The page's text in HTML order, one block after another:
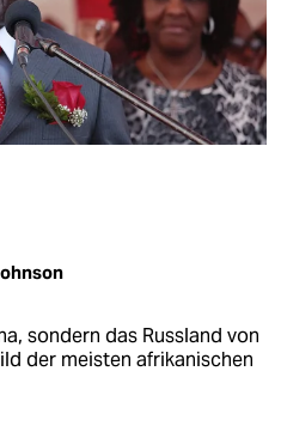
sondern das Russland von
der meisten afrikanischen